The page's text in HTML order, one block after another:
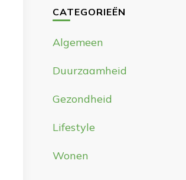
CATEGORIEËN
Algemeen
Duurzaamheid
Gezondheid
Lifestyle
Wonen